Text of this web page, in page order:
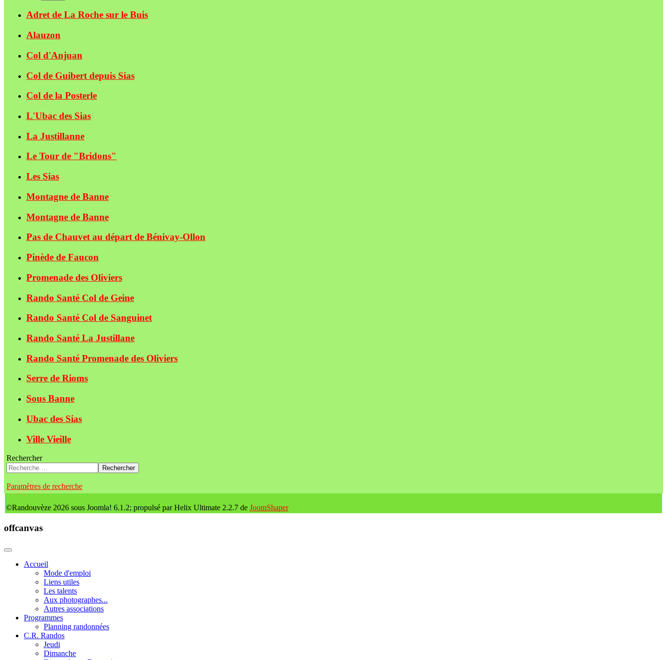
Adret de La Roche sur le Buis
Alauzon
Col d'Anjuan
Col de Guibert depuis Sias
Col de la Posterle
L'Ubac des Sias
La Justillanne
Le Tour de "Bridons"
Les Sias
Montagne de Banne
Montagne de Banne
Pas de Chauvet au départ de Bénivay-Ollon
Pinède de Faucon
Promenade des Oliviers
Rando Santé Col de Geine
Rando Santé Col de Sanguinet
Rando Santé La Justillane
Rando Santé Promenade des Oliviers
Serre de Rioms
Sous Banne
Ubac des Sias
Ville Vieille
Rechercher
Rechercher
Paramètres de recherche
©Randouvèze 2026 sous Joomla! 6.1.2; propulsé par Helix Ultimate 2.2.7 de JoomShaper
offcanvas
Accueil
Mode d'emploi
Liens utiles
Les talents
Aux photographes...
Autres associations
Programmes
Planning randonnées
C.R. Randos
Jeudi
Dimanche